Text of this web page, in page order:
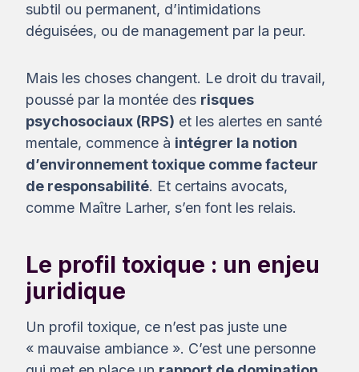
subtil ou permanent, d’intimidations
déguisées, ou de management par la peur.
Mais les choses changent. Le droit du travail,
poussé par la montée des risques
psychosociaux (RPS) et les alertes en santé
mentale, commence à intégrer la notion
d’environnement toxique comme facteur
de responsabilité. Et certains avocats,
comme Maître Larher, s’en font les relais.
Le profil toxique : un enjeu
juridique
Un profil toxique, ce n’est pas juste une
« mauvaise ambiance ». C’est une personne